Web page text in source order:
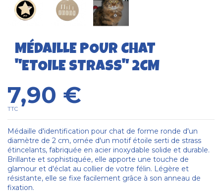
MÉDAILLE POUR CHAT
"ETOILE STRASS" 2CM
7,90 €
TTC
Médaille d'identification pour chat de forme ronde d'un
diamètre de 2 cm, ornée d'un motif étoile serti de strass
étincelants, fabriquée en acier inoxydable solide et durable.
Brillante et sophistiquée, elle apporte une touche de
glamour et d'éclat au collier de votre félin. Légère et
résistante, elle se fixe facilement grâce à son anneau de
fixation.